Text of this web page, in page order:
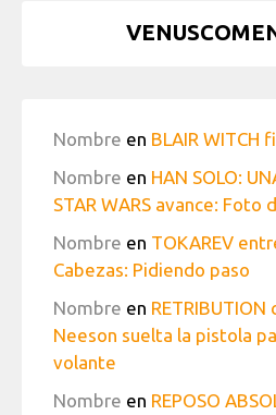
Nombre en BLAIR WITCH
Nombre en HAN SOLO:
STAR WARS avance: Foto
Nombre en TOKAREV
Cabezas: Pidiendo paso
Nombre en RETRIBUTION
Neeson suelta la pistola
volante
Nombre en REPOSO